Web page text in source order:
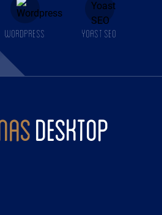
WORDPRESS YOAST SEO
DESKTOP